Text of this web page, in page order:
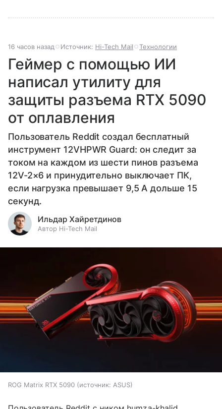
16 часов назад Источник: Hi-Tech Mail Технологии
Геймер с помощью ИИ
написал утилиту для
защиты разъема RTX 5090
от оплавления
Пользователь Reddit создал бесплатный
инструмент 12VHPWR Guard: он следит за
током на каждом из шести пинов разъема
12V-2×6 и принудительно выключает ПК,
если нагрузка превышает 9,5 А дольше 15
секунд.
Ильдар Хайретдинов
Автор Hi-Tech Mail
ROG Matrix RTX 5090 источник: ASUS